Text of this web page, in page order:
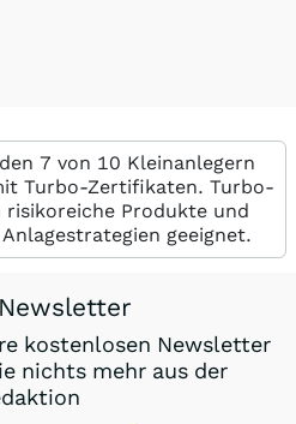
7 von 10 Kleinanlegern
Turbo-Zertifikaten. Turbo-
Produkte und
geeignet.
Newsletter
kostenlosen Newsletter
nichts mehr aus der